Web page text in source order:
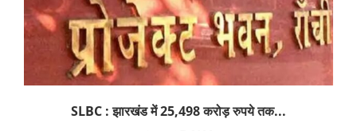
SLBC : झारखंड में 25,498 करोड़ रुपये तक...